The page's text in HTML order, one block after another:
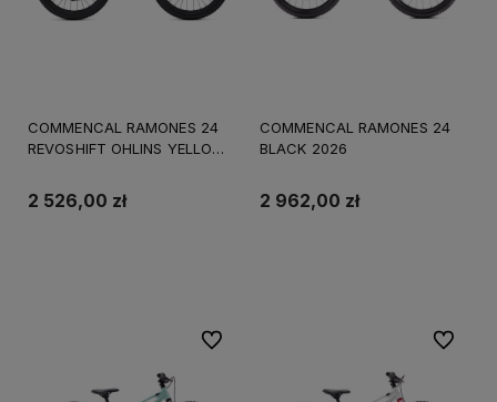
COMMENCAL RAMONES 24
REVOSHIFT OHLINS YELLOW
2 526,00 zł
COMMENCAL RAMONES 24
BLACK 2026
2 962,00 zł
Do ulubionych Do